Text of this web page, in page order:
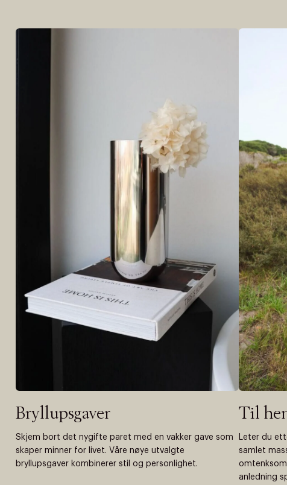
Bryllupsgaver
Skjem bort det nygifte paret med en vakker gave som
skaper minner for livet. Våre nøye utvalgte
bryllupsgaver kombinerer stil og personlighet.
Til
Leter du
samlet
anledning